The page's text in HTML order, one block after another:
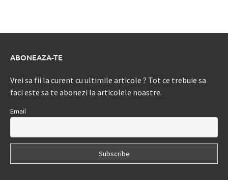
ABONEAZA-TE
Vrei sa fii la curent cu ultimile articole ? Tot ce trebuie sa
faci este sa te abonezi la articolele noastre.
Email